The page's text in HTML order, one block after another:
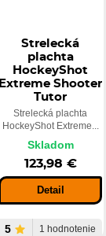
Strelecká
plachta
HockeyShot
Extreme Shooter
Tutor
Strelecká plachta
HockeyShot Extreme...
Skladom
123,98 €
Detail
5 1 hodnotenie